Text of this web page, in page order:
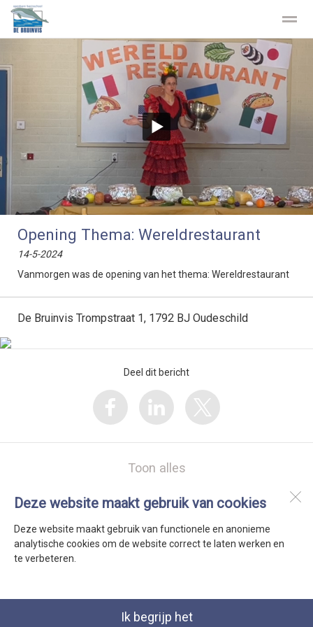
Stichting Kopwerk
Zoeken Contact Facebook
Deze website maakt gebruik van cookies
Deze website maakt gebruik van functionele en anonieme
analytische cookies om de website correct te laten werken en
te verbeteren.
Ik begrijp het
Opening Thema: Wereldrestaurant
14-5-2024
Vanmorgen was de opening van het thema: Wereldrestaurant
De Bruinvis Trompstraat 1, 1792 BJ Oudeschild
Deel dit bericht
Toon alles
Trompstraat 1
1792 BJ
Oudeschild
SdH Vormgeving | Ziber DS4